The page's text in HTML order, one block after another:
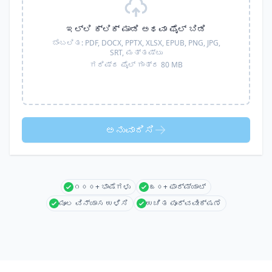
ಇಲ್ಲಿ ಕ್ಲಿಕ್ ಮಾಡಿ ಅಥವಾ ಫೈಲ್ ಬಿಡಿ
ಬೆಂಬಲಿತ: PDF, DOCX, PPTX, XLSX, EPUB, PNG, JPG,
SRT, ಮತ್ತಷ್ಟು
ಗರಿಷ್ಠ ಫೈಲ್ ಗಾತ್ರ 80 MB
ಅನುವಾದಿಸಿ
೧೦೦+ ಭಾಷೆಗಳು
೩೦+ ಫಾರ್ಮ್ಯಾಟ್
ಮೂಲ ವಿನ್ಯಾಸ ಉಳಿಸಿ
ಉಚಿತ ಪೂರ್ವವೀಕ್ಷಣೆ